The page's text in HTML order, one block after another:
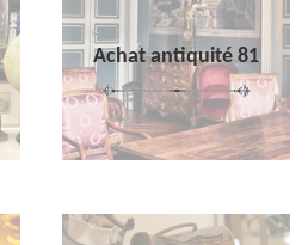
Achat antiquité 81